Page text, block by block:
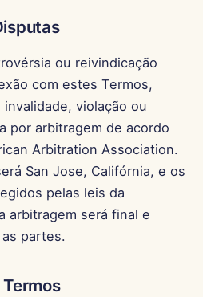
ou reivindicação
com estes Termos,
violação ou
por arbitragem de acordo
Arbitration Association.
San Jose, Califórnia, e os
pelas leis da
arbitragem será final e
partes.